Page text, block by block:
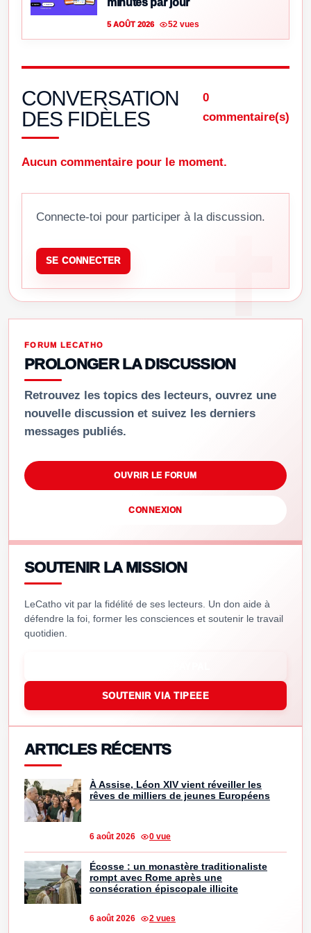
minutes par jour
5 AOÛT 2026 52 vues
CONVERSATION
DES FIDÈLES
0
commentaire(s)
Aucun commentaire pour le moment.
Connecte-toi pour participer à la discussion.
SE CONNECTER
FORUM LECATHO
PROLONGER LA DISCUSSION
Retrouvez les topics des lecteurs, ouvrez une
nouvelle discussion et suivez les derniers
messages publiés.
OUVRIR LE FORUM
CONNEXION
SOUTENIR LA MISSION
LeCatho vit par la fidélité de ses lecteurs. Un don aide à
défendre la foi, former les consciences et soutenir le travail
quotidien.
SOUTENIR VIA TIPEEE
ARTICLES RÉCENTS
À Assise, Léon XIV vient réveiller les
rêves de milliers de jeunes Européens
6 août 2026 0 vue
Écosse : un monastère traditionaliste
rompt avec Rome après une
consécration épiscopale illicite
6 août 2026 2 vues